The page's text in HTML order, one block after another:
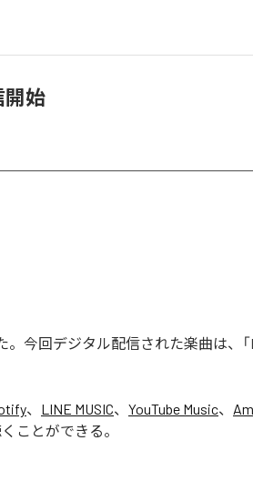
開始
。今回デジタル配信された楽曲は、「
、 LINE MUSIC、 YouTube Music、
ことができる。